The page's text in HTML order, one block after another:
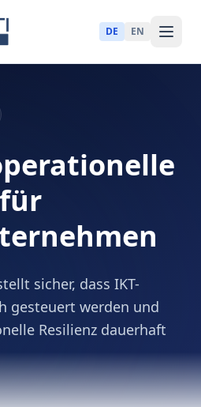
DE EN
sicher, dass IKT-
gesteuert werden und
Resilienz dauerhaft